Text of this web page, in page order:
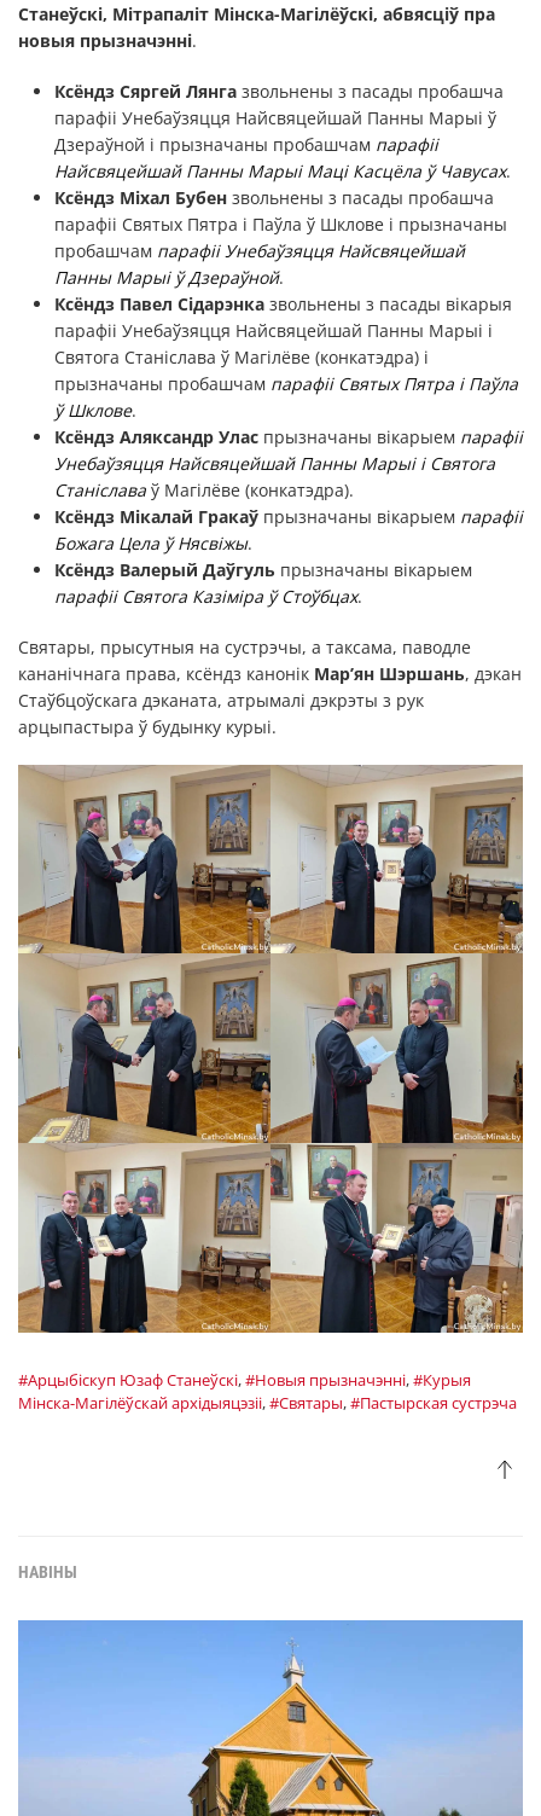
Станеўскі, Мітрапаліт Мінска-Магілёўскі, абвясціў пра
новыя прызначэнні.
Ксёндз Сяргей Лянга звольнены з пасады пробашча
парафіі Унебаўзяцця Найсвяцейшай Панны Марыі ў
Дзераўной і прызначаны пробашчам парафіі
Найсвяцейшай Панны Марыі Маці Касцёла ў Чавусах.
Ксёндз Міхал Бубен звольнены з пасады пробашча
парафіі Святых Пятра і Паўла ў Шклове і прызначаны
пробашчам парафіі Унебаўзяцця Найсвяцейшай
Панны Марыі ў Дзераўной.
Ксёндз Павел Сідарэнка звольнены з пасады вікарыя
парафіі Унебаўзяцця Найсвяцейшай Панны Марыі і
Святога Станіслава ў Магілёве (конкатэдра) і
прызначаны пробашчам парафіі Святых Пятра і Паўла
ў Шклове.
Ксёндз Аляксандр Улас прызначаны вікарыем парафіі
Унебаўзяцця Найсвяцейшай Панны Марыі і Святога
Станіслава ў Магілёве (конкатэдра).
Ксёндз Мікалай Гракаў прызначаны вікарыем парафіі
Божага Цела ў Нясвіжы.
Ксёндз Валерый Даўгуль прызначаны вікарыем
парафіі Святога Казіміра ў Стоўбцах.
Святары, прысутныя на сустрэчы, а таксама, паводле
кананічнага права, ксёндз канонік Мар’ян Шэршань, дэкан
Стаўбцоўскага дэканата, атрымалі дэкрэты з рук
арцыпастыра ў будынку курыі.
#Арцыбiскуп Юзаф Станеўскі,#Новыя прызначэнні,#Курыя
Мінска-Магілёўскай архідыяцэзіі,#Святары,#Пастырская сустрэча
НАВІНЫ